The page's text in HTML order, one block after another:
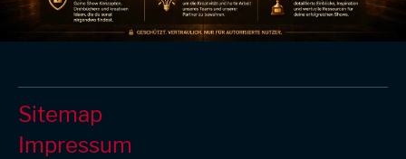
Sitemap
Impressum